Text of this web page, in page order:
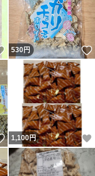
いいね！
530円
いいね！
1,100円